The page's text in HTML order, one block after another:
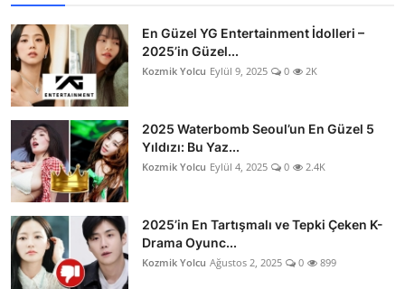
En Güzel YG Entertainment İdolleri –
2025’in Güzel...
Kozmik Yolcu Eylül 9, 2025 0 2K
2025 Waterbomb Seoul’un En Güzel 5
Yıldızı: Bu Yaz...
Kozmik Yolcu Eylül 4, 2025 0 2.4K
2025’in En Tartışmalı ve Tepki Çeken K-
Drama Oyunc...
Kozmik Yolcu Ağustos 2, 2025 0 899